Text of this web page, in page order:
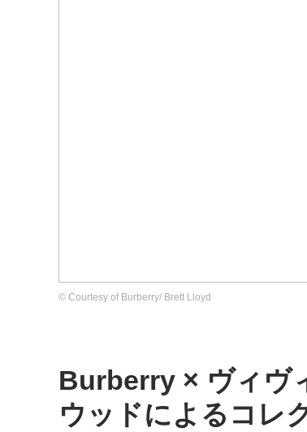
Burberry × ヴィヴ
ウッドによるコレ
© Courtesy of Burberry/ Brett Lloyd